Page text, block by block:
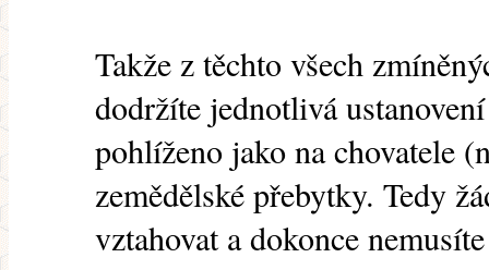
Takže z těchto všech
dodržíte jednotlivá
pohlíženo jako na chovatele
zemědělské přebytky. Tedy
vztahovat a dokonce